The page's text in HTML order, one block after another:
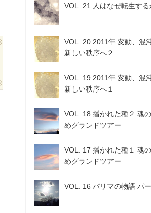
VOL. 21 人はなぜ転生する
VOL. 20 2011年 変動、混
新しい秩序へ２
VOL. 19 2011年 変動、混
新しい秩序へ１
VOL. 18 播かれた種２ 魂
めグランドツアー
VOL. 17 播かれた種１ 魂
めグランドツアー
VOL. 16 パリマの物語 パ